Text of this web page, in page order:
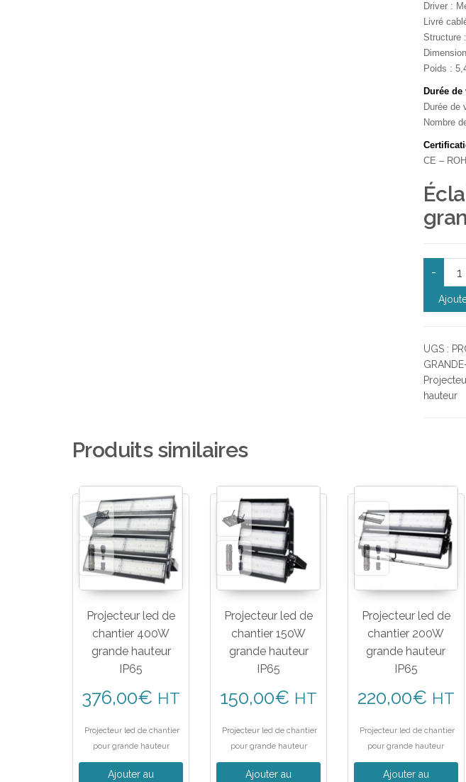
Driver :
Livré
Structure
Poids :
Durée de
Durée de
Nombre
CE –
-
UGS :
hauteur
Produits similaires
Projecteur led de
chantier 400W
grande hauteur
IP65
376,00€ HT
Projecteur led de chantier
pour grande hauteur
Ajouter au
Projecteur led de
chantier 150W
grande hauteur
IP65
150,00€ HT
Projecteur led de chantier
pour grande hauteur
Ajouter au
Projecteur led de
chantier 200W
grande hauteur
IP65
220,00€ HT
Projecteur led de chantier
pour grande hauteur
Ajouter au